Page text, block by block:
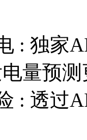
: 独家
电量预
: 透过